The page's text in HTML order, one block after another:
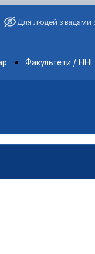
Для людей з вадами
Факультети / ННІ